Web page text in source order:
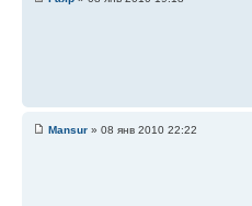
Mansur » 08 янв 2010 22:22